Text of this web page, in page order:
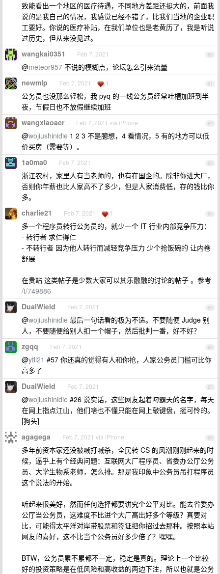
致能看出一个地区的医疗待遇，不同地方差距还挺大的，前面我
说的是我自己的情况，我感觉已经不错了，比我们当地的企业职
工要好。你说的医疗补贴，在我们单位也是老黄历了，我是听说
过历史，但从来没见过。
60
wangkai0351 Feb 7, 2021
@meteor957 不说的模糊点，论坛怎么引来流量
61
newmlp Feb 7, 2021 1
公务员也没那么轻松，我 pyq 的一线公务员经常吐槽加班到半
夜，节假日也不放假继续加班
62
wangxiaoaer Feb 7, 2021 via iPhone
@wojiushinidie 1 2 3 不是臆想，4 看情况，5 有的地方可以低
价买房（需要等）。
63
1a0ma0 Feb 7, 2021
浙江农村，家里人有当老师的，也有在国企的。除非你进大厂，
否则你年薪也比人家高不了多少，但是人家消费低，存的钱比你
多。
64
charlie21 Feb 7, 2021 1
多一个程序员转行公务员的，就少一个 IT 行业内部竞争压力：
- 转行者 求仁得仁
- 不转行者 因为他人转行而减轻竞争压力 少个抢饭碗的 让内卷
舒展
在贵站 这类帖子是少数大家可以其乐融融的讨论的帖子 。参考
/t/749886
65
DualWield Feb 7, 2021
@wojiushinidie 最后一句话看的极为不适。不要随便 Judge 别
人，不要随便给别人扣一个帽子，然后批判一番，好不好？
66
zgqq Feb 7, 2021
@ytll21 #57 你还真的觉得有人和你抢，人家公务员门槛可比你
高多了
67
DualWield Feb 7, 2021
@wojiushinidie #26 说实话，这些网友起着叼霸天的名字，每天
在网上指点江山，他们啥也不懂只能在网上敲键盘，挺可怜的。
[狗头]
68
agagega Feb 7, 2021 via iPhone
多年前资本家还没被喊打喊杀，全民转 CS 的风潮刚刚起来的时
候，逼乎上有个经典问题：互联网大厂程序员、省委办公厅公务
员、大学生物系老师，怎么排。那是我印象中公务员吊打程序员
这个说法的开始。
听起来很美好，然而任何选择都要讲究个公平对比。能去省委办
公厅当公务员，这难度不比进个大厂高出好多个等级？真要对
比，可能得太平洋对岸带股票和签证把你招过去那种。按照本站
网友的喜好，这不比当个公务员好多少倍了？嘿嘿。
BTW，公务员累不累都不一定，稳定是真的。理论上一个比较
好的投资策略是在低风险和高收益的两边下注，所以也就是公务